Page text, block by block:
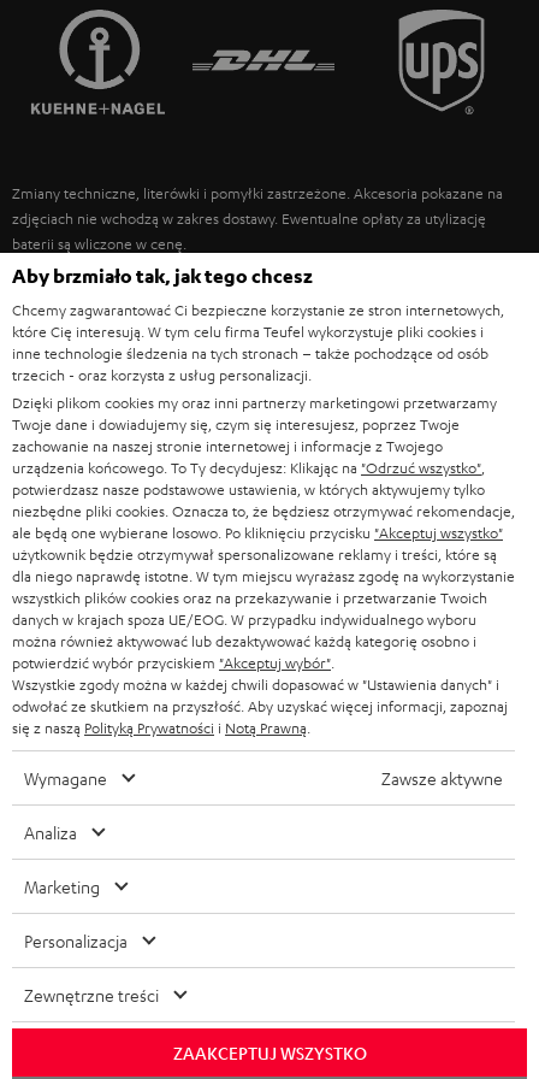
GŁOŚNIKI
ULTIMA
FANSHOP
NOWOŚCI
TEUFEL STORY
ZARZĄD
WARTOŚCI
FRANCJA
POLSKA
WŁOCHY
STANY ZJEDNOCZONE
INNE KRAJE
Zmiany techniczne, literówki i pomyłki zastrzeżone. Akcesoria pokazane na
zdjęciach nie wchodzą w zakres dostawy. Ewentualne opłaty za utylizację
baterii są wliczone w cenę.
©2026 Lautsprecher Teufel GmbH - All rights reserved.
Nota prawna OWH
Polityka prywatności
Ustawienia ochrony prywatności
EU Data Act
Aby brzmiało tak, jak tego chcesz
Chcemy zagwarantować Ci bezpieczne korzystanie ze stron internetowych,
które Cię interesują. W tym celu firma Teufel wykorzystuje pliki cookies i
inne technologie śledzenia na tych stronach – także pochodzące od osób
trzecich - oraz korzysta z usług personalizacji.
Dzięki plikom cookies my oraz inni partnerzy marketingowi przetwarzamy
Twoje dane i dowiadujemy się, czym się interesujesz, poprzez Twoje
zachowanie na naszej stronie internetowej i informacje z Twojego
urządzenia końcowego. To Ty decydujesz: Klikając na "Odrzuć wszystko"
potwierdzasz nasze podstawowe ustawienia, w których aktywujemy tylko
niezbędne pliki cookies. Oznacza to, że będziesz otrzymywać rekomendacje,
ale będą one wybierane losowo. Po kliknięciu przycisku "Akceptuj wszystko"
użytkownik będzie otrzymywał spersonalizowane reklamy i treści, które są
dla niego naprawdę istotne. W tym miejscu wyrażasz zgodę na wykorzystanie
wszystkich plików cookies oraz na przekazywanie i przetwarzanie Twoich
danych w krajach spoza UE/EOG. W przypadku indywidualnego wyboru
można również aktywować lub dezaktywować każdą kategorię osobno i
potwierdzić wybór przyciskiem "Akceptuj wybór"
Wszystkie zgody można w każdej chwili dopasować w "Ustawienia danych" i
odwołać ze skutkiem na przyszłość. Aby uzyskać więcej informacji, zapoznaj
się z naszą Polityką Prywatności i Notą Prawną
Wymagane Zawsze aktywne
Analiza
Marketing
Personalizacja
Zewnętrzne treści
ZAAKCEPTUJ WSZYSTKO